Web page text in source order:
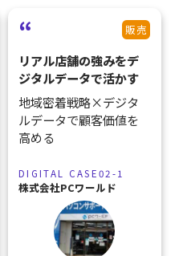
販売
リアル店舗の強みをデ
ジタルデータで活かす
地域密着戦略×デジタ
ルデータで顧客価値を
高める
DIGITAL CASE02-1
株式会社PCワールド